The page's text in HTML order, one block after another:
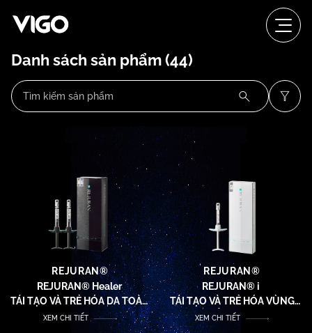
Danh sách sản phẩm(44)
REJURAN®
REJURAN® Healer
TÁI TẠO VÀ TRẺ HÓA DA TOÀN
DIỆN
XEM CHI TIẾT
REJURAN®
REJURAN® i
TÁI TẠO VÀ TRẺ HÓA VÙNG
MẮT & MÔI
XEM CHI TIẾT